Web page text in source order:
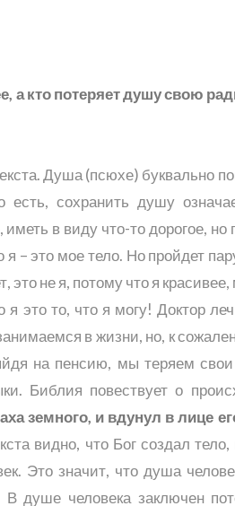
а кто потеряет душу свою
Душа (псюхе) буквально
есть, сохранить душу
в виду что-то дорогое, но
я – это мое тело. Но пройдет
это не я, потому что я
это то, что я могу! Доктор
в жизни, но, к
на пенсию, мы теряем
Библия повествует о
земного, и вдунул в лице
видно, что Бог создал
Это значит, что душа
душе человека заключен